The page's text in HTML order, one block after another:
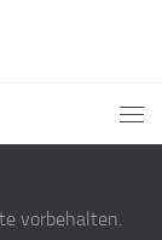
vorbehalten.